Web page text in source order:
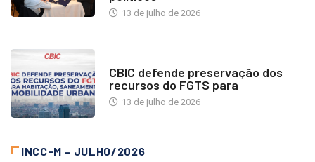
13 de julho de 2026
CBIC defende preservação dos
recursos do FGTS para
13 de julho de 2026
INCC-M – JULHO/2026